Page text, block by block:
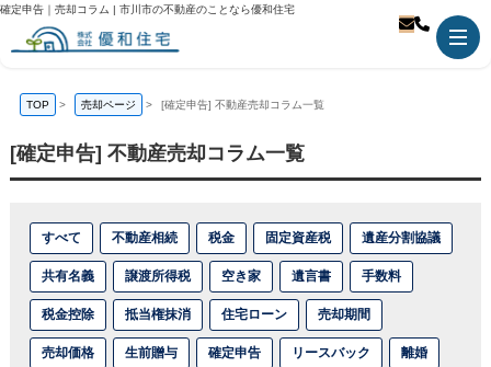
確定申告｜売却コラム | 市川市の不動産のことなら優和住宅
TOP > 売却ページ > [確定申告] 不動産売却コラム一覧
[確定申告] 不動産売却コラム一覧
すべて 不動産相続 税金 固定資産税 遺産分割協議
共有名義 譲渡所得税 空き家 遺言書 手数料
税金控除 抵当権抹消 住宅ローン 売却期間
売却価格 生前贈与 確定申告 リースバック 離婚